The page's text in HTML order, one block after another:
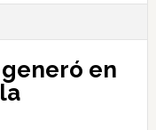
en